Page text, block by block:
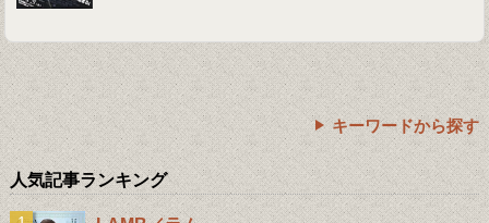
キーワードから探す
人気記事ランキング